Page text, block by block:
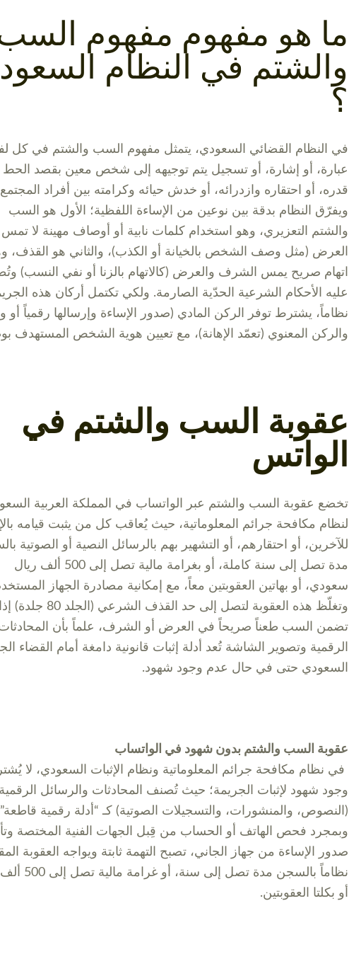
ما هو مفهوم مفهوم
والشتم في النظام
؟
في النظام القضائي السعودي، يتمثل مفهوم السب والشتم في كل
عبارة، أو إشارة، أو تسجيل يتم توجيهه إلى شخص معين بقصد
قدره، أو احتقاره وازدرائه، أو خدش حيائه وكرامته بين أفراد
ويفرّق النظام بدقة بين نوعين من الإساءة اللفظية؛ الأول هو السب
والشتم التعزيري، وهو استخدام كلمات نابية أو أوصاف مهينة لا تمس
العرض (مثل وصف الشخص بالخيانة أو الكذب)، والثاني هو القذف،
اتهام صريح يمس الشرف والعرض (كالاتهام بالزنا أو نفي النسب)
عليه الأحكام الشرعية الحدّية الصارمة. ولكي تكتمل أركان هذه
نظاماً، يشترط توفر الركن المادي (صدور الإساءة وإرسالها رقمياً أو
والركن المعنوي (تعمّد الإهانة)، مع تعيين هوية الشخص المستهدف
عقوبة السب والشتم في
الواتس
تخضع عقوبة السب والشتم عبر الواتساب في المملكة العربية
لنظام مكافحة جرائم المعلوماتية، حيث يُعاقب كل من يثبت قيامه
للآخرين، أو احتقارهم، أو التشهير بهم بالرسائل النصية أو الصوتية
مدة تصل إلى سنة كاملة، أو بغرامة مالية تصل إلى 500 ألف ريال
سعودي، أو بهاتين العقوبتين معاً، مع إمكانية مصادرة الجهاز
وتغلّظ هذه العقوبة لتصل إلى حد القذف الشرعي (الجلد 80 جلدة) إذا
تضمن السب طعناً صريحاً في العرض أو الشرف، علماً بأن
الرقمية وتصوير الشاشة تُعد أدلة إثبات قانونية دامغة أمام القضاء
السعودي حتى في حال عدم وجود شهود.
عقوبة السب والشتم بدون شهود في الواتساب
في نظام مكافحة جرائم المعلوماتية ونظام الإثبات السعودي، لا
وجود شهود لإثبات الجريمة؛ حيث تُصنف المحادثات والرسائل الرقمية
(النصوص، والمنشورات، والتسجيلات الصوتية) كـ “أدلة رقمية
وبمجرد فحص الهاتف أو الحساب من قِبل الجهات الفنية المختصة
صدور الإساءة من جهاز الجاني، تصبح التهمة ثابتة ويواجه العقوبة
نظاماً بالسجن مدة تصل
أو بكلتا العقوبتين.